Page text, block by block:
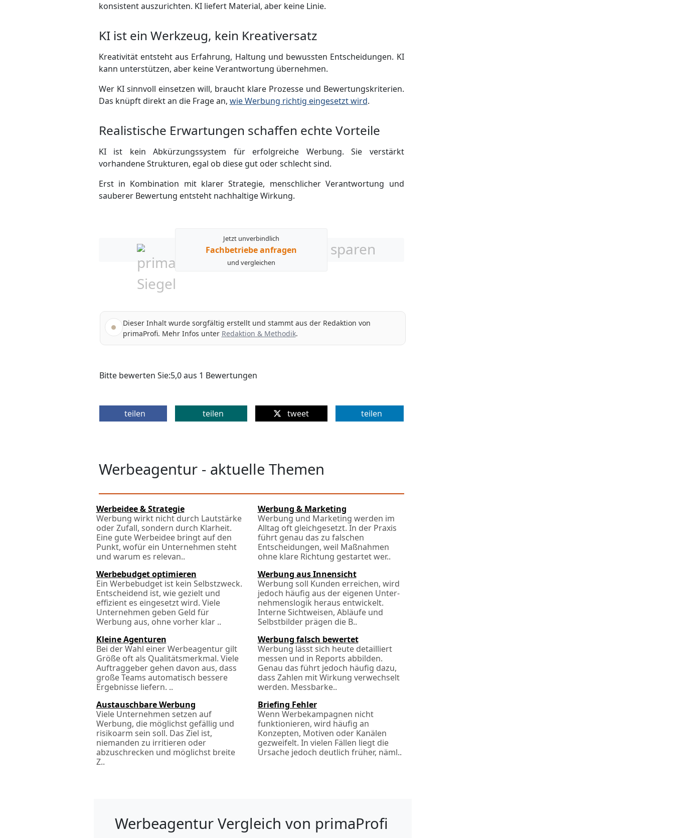
konsistent auszurichten. KI liefert Material, aber keine Linie.
KI ist ein Werkzeug, kein Kreativersatz
Kreativität entsteht aus Erfahrung, Haltung und bewussten Entscheidungen. KI
kann unterstützen, aber keine Verantwortung übernehmen.
Wer KI sinnvoll einsetzen will, braucht klare Prozesse und Bewertungskriterien.
Das knüpft direkt an die Frage an, wie Werbung richtig eingesetzt wird.
Realistische Erwartungen schaffen echte Vorteile
KI ist kein Abkürzungssystem für erfolgreiche Werbung. Sie verstärkt
vorhandene Strukturen, egal ob diese gut oder schlecht sind.
Erst in Kombination mit klarer Strategie, menschlicher Verantwortung und
sauberer Bewertung entsteht nachhaltige Wirkung.
Jetzt unverbindlich
Fachbetriebe anfragen
und vergleichen
sparen
Dieser Inhalt wurde sorgfältig erstellt und stammt aus der Redaktion von
primaProfi. Mehr Infos unter Redaktion & Methodik.
Bitte bewerten Sie:5,0aus 1 Bewertungen
teilen teilen tweet teilen
Werbeagentur - aktuelle Themen
Werbeidee & Strategie
Werbung wirkt nicht durch Lautstärke
oder Zufall, sondern durch Klarheit.
Eine gute Werbeidee bringt auf den
Punkt, wofür ein Unternehmen steht
und warum es relevan..
Werbung & Marketing
Werbung und Marketing werden im
Alltag oft gleichgesetzt. In der Praxis
führt genau das zu falschen
Entscheidungen, weil Maßnahmen
ohne klare Richtung gestartet wer..
Werbebudget optimieren
Ein Werbebudget ist kein Selbstzweck.
Entscheidend ist, wie gezielt und
effizient es eingesetzt wird. Viele
Unternehmen geben Geld für
Werbung aus, ohne vorher klar ..
Werbung aus Innensicht
Werbung soll Kunden erreichen, wird
jedoch häufig aus der eigenen Unter­
nehmens­logik heraus entwickelt.
Interne Sichtweisen, Abläufe und
Selbstbilder prägen die B..
Kleine Agenturen
Bei der Wahl einer Werbeagentur gilt
Größe oft als Qualitätsmerkmal. Viele
Auftraggeber gehen davon aus, dass
große Teams automatisch bessere
Ergebnisse liefern. ..
Werbung falsch bewertet
Werbung lässt sich heute detailliert
messen und in Reports abbilden.
Genau das führt jedoch häufig dazu,
dass Zahlen mit Wirkung verwechselt
werden. Messbarke..
Austauschbare Werbung
Viele Unternehmen setzen auf
Werbung, die möglichst gefällig und
risikoarm sein soll. Das Ziel ist,
niemanden zu irritieren oder
abzuschrecken und möglichst breite
Z..
Briefing Fehler
Wenn Werbekampagnen nicht
funktionieren, wird häufig an
Konzepten, Motiven oder Kanälen
gezweifelt. In vielen Fällen liegt die
Ursache jedoch deutlich früher, näml..
Werbeagentur Vergleich von primaProfi